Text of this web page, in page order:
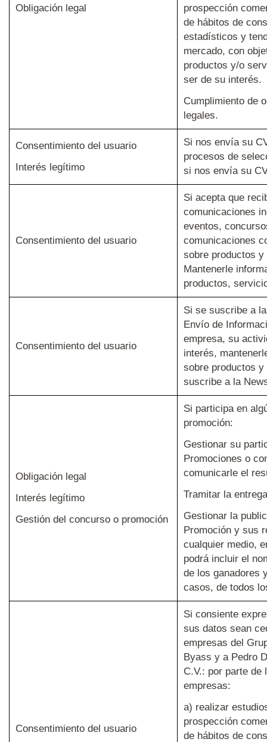
Obligación legal
prospección
de hábitos de
estadísticos y
mercado, con
productos y/o
ser de su interés.
Cumplimiento de
legales.
Consentimiento del usuario
Interés legítimo
Si nos envía su
procesos de
si nos envía su
Consentimiento del usuario
Si acepta que
comunicaciones
eventos,
comunicaciones
sobre productos
Mantenerle
productos,
Consentimiento del usuario
Si se suscribe a
Envío de
empresa, su
interés,
sobre productos
suscribe a la
Obligación legal
Interés legítimo
Gestión del concurso o promoción
Si participa en
promoción:
Gestionar su
Promociones o
comunicarle el
Tramitar la
Gestionar la
Promoción y sus
cualquier medio,
podrá incluir el
de los ganadores
casos, de todos
Consentimiento del usuario
Si consiente
sus datos sean
empresas del
Byass y a Pedro
C.V.: por parte de
empresas:
a) realizar
prospección
de hábitos de